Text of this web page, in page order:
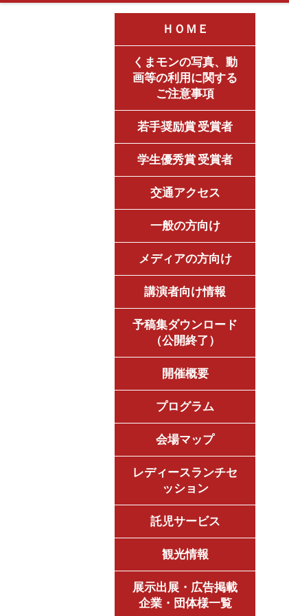
ＨＯＭＥ
くまモンの写真、動
画等の利用に関する
ご注意事項
若手奨励賞 受賞者
学生優秀賞 受賞者
交通アクセス
一般の方向け
メディアの方向け
講演者向け情報
予稿集ダウンロード
（公開終了）
開催概要
プログラム
会場マップ
レディースランチセ
ッション
託児サービス
観光情報
展示出展・広告掲載
企業・団体様一覧